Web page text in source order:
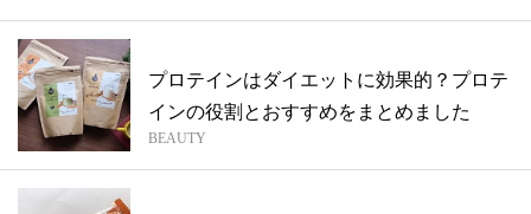
プロテインはダイエットに効果的？プロテ
インの役割とおすすめをまとめました
BEAUTY